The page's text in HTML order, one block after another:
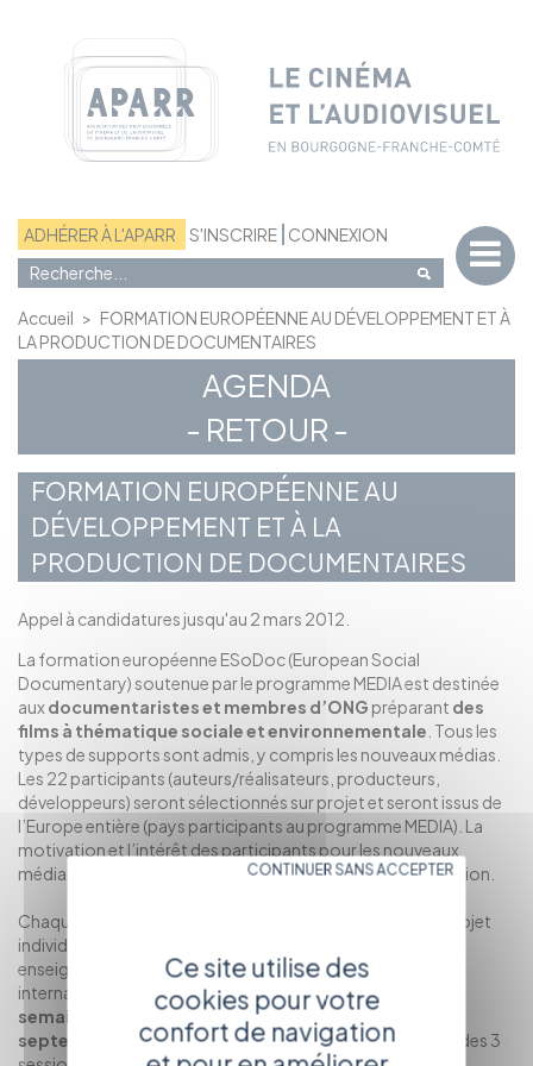
ADHÉRER À L'APARR S'INSCRIRE CONNEXION
Accueil > FORMATION EUROPÉENNE AU DÉVELOPPEMENT ET À
LA PRODUCTION DE DOCUMENTAIRES
AGENDA
- RETOUR -
FORMATION EUROPÉENNE AU
DÉVELOPPEMENT ET À LA
PRODUCTION DE DOCUMENTAIRES
Appel à candidatures jusqu'au 2 mars 2012.
La formation européenne ESoDoc (European Social
Documentary) soutenue par le programme MEDIA est destinée
auxdocumentaristes et membres d’ONG préparant des
films à thématique sociale et environnementale . Tous les
types de supports sont admis, y compris les nouveaux médias.
Les 22 participants (auteurs/réalisateurs, producteurs,
développeurs) seront sélectionnés sur projet et seront issus de
l’Europe entière (pays participants au programme MEDIA). La
motivation et l’intérêt des participants pour les nouveaux
médias seront également prise en compte lors de la sélection.
Chaque participant aura l’occasion de travailler sur son projet
individuellement et en groupe et recevra également des
enseignements pratiques de tuteurs professionnels
internationaux. La formation comprend3 ateliers d’une
semaine
sur une période de 6 mois, en mai, juillet et
septembre 2012. A noter parmi les tuteurs présents lors des 3
Ce site utilise des
cookies pour votre
confort de navigation
CONTINUER SANS ACCEPTER